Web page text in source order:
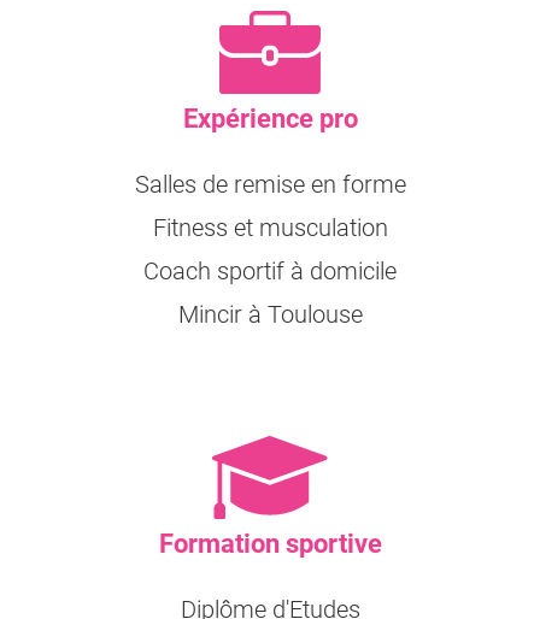
Expérience pro
Salles de remise en forme
Fitness et musculation
Coach sportif à domicile
Mincir à Toulouse
Formation sportive
Diplôme d'Etudes